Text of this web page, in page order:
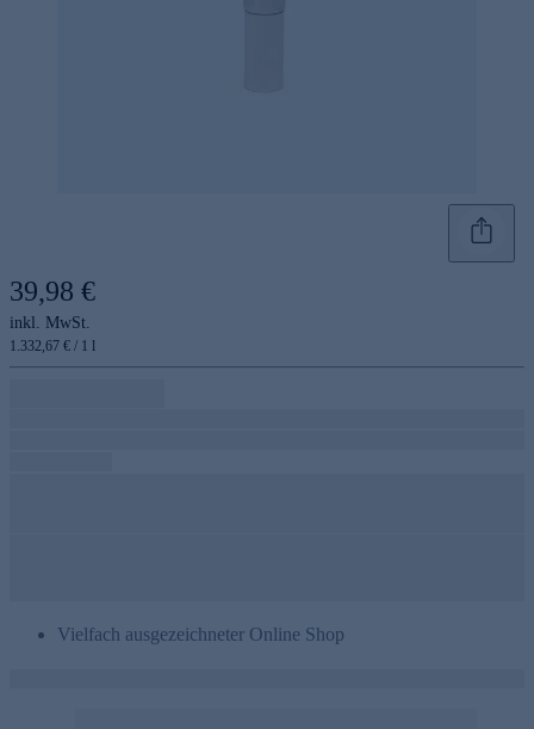
39,98 €
inkl. MwSt.
1.332,67 € / 1 l
Vielfach ausgezeichneter Online Shop